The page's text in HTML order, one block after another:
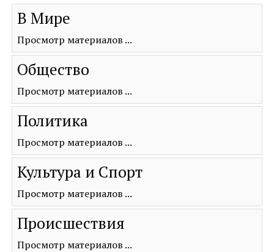
В Мире
Просмотр материалов ...
Общество
Просмотр материалов ...
Политика
Просмотр материалов ...
Культура и Спорт
Просмотр материалов ...
Происшествия
Просмотр материалов ...